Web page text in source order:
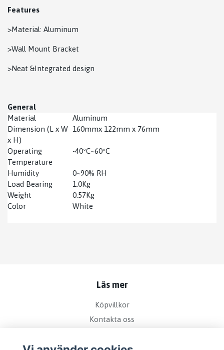
Features
>Material: Aluminum
>Wall Mount Bracket
>Neat &Integrated design
General
Material
Aluminum
Dimension (L x W
x H)
160mmx 122mm x 76mm
Operating
Temperature
-40ºC~60ºC
Humidity
0~90% RH
Load Bearing
1.0Kg
Weight
0.57Kg
Color
White
Läs mer
Köpvillkor
Kontakta oss